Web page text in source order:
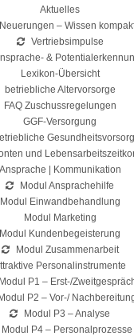
Aktuelles
Neuerungen – Wissen
Vertriebsimpulse
&
Lexikon-Übersicht
betriebliche Altervorsorge
FAQ Zuschussregelungen
GGF-Versorgung
und
Ansprache | Kommunikation
Modul Ansprachehilfe
Modul Einwandbehandlung
Modul Marketing
Modul Kundenbegeisterung
Modul Zusammenarbeit
Personalinstrumente
Modul P1 – Erst-/
Modul P2 – Vor-/
Modul P3 – Analyse
Modul P4 – Personalprozesse